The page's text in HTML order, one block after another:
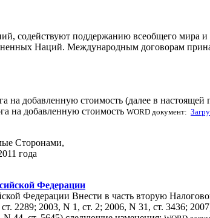
содействуют поддержанию всеобщего мира и
Наций. Международным договорам
добавленную стоимость (далее в настоящей
на добавленную стоимость WORD документ:
Сторонами,
года
Федерации
Федерации Внести в часть вторую
2289; 2003, N 1, ст. 2; 2006, N 31, ст. 3436;